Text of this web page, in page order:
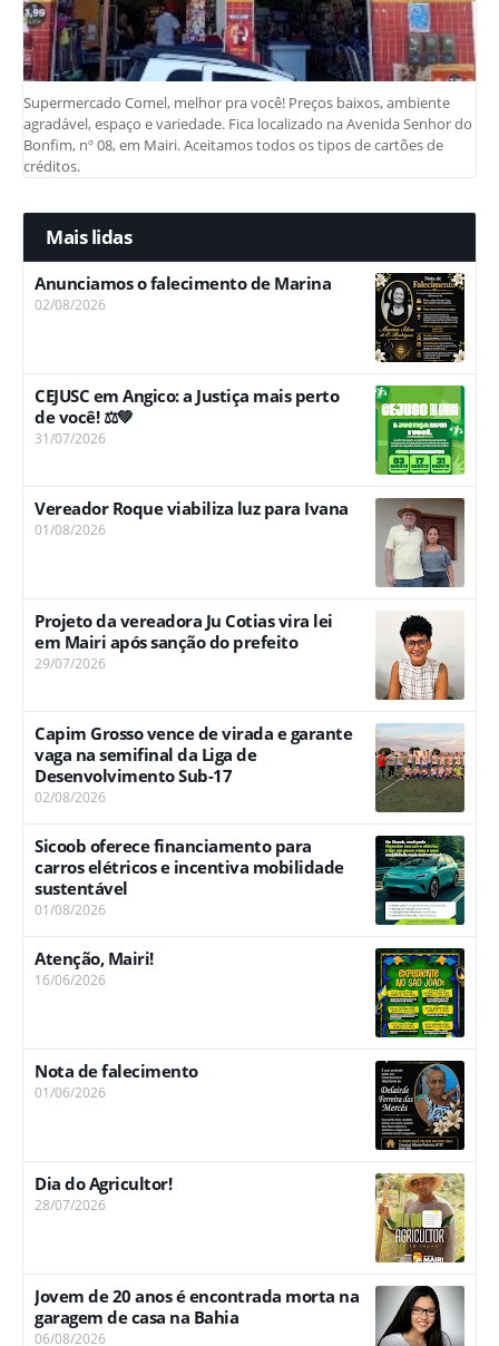
Supermercado Comel, melhor pra você! Preços baixos, ambiente
agradável, espaço e variedade. Fica localizado na Avenida Senhor do
Bonfim, nº 08, em Mairi. Aceitamos todos os tipos de cartões de
créditos.
Mais lidas
Anunciamos o falecimento de Marina
02/08/2026
CEJUSC em Angico: a Justiça mais perto
de você! ⚖️💚
31/07/2026
Vereador Roque viabiliza luz para Ivana
01/08/2026
Projeto da vereadora Ju Cotias vira lei
em Mairi após sanção do prefeito
29/07/2026
Capim Grosso vence de virada e garante
vaga na semifinal da Liga de
Desenvolvimento Sub-17
02/08/2026
Sicoob oferece financiamento para
carros elétricos e incentiva mobilidade
sustentável
01/08/2026
Atenção, Mairi!
16/06/2026
Nota de falecimento
01/06/2026
Dia do Agricultor!
28/07/2026
Jovem de 20 anos é encontrada morta na
garagem de casa na Bahia
06/08/2026